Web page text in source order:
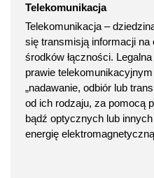
Telekomunikacja
Telekomunikacja –
się transmisją informacji na
środków łączności.
prawie
„nadawanie, odbiór lub
od ich rodzaju, za pomocą
bądź optycznych lub
energię